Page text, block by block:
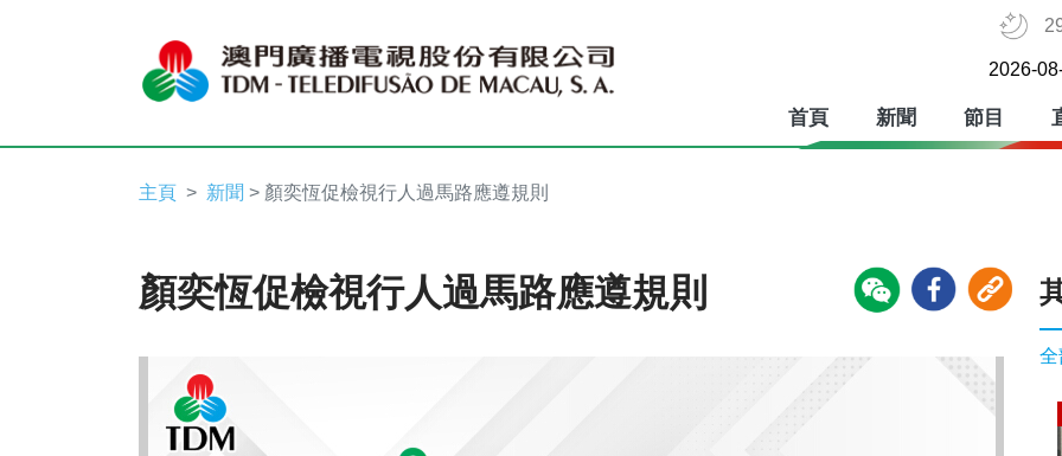
2026-
首頁 新聞 節目
主頁 新聞 > 顏奕恆促檢視行人過馬路應遵規則
顏奕恆促檢視行人過馬路應遵規則
全